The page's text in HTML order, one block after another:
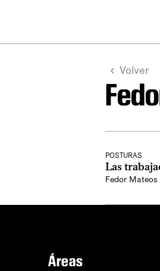
Volver
POSTURAS
Las
Fedor Mateos
Áreas